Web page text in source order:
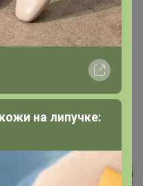
р.
мужу, очень
просто супер.
на липучке: